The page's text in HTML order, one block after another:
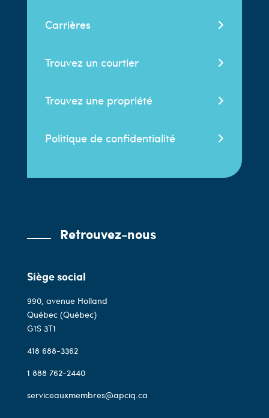
Carrières
Trouvez un courtier
Trouvez une propriété
Politique de confidentialité
Retrouvez-nous
Siège social
990, avenue Holland
Québec (Québec)
G1S 3T1
418 688-3362
1 888 762-2440
serviceauxmembres@apciq.ca